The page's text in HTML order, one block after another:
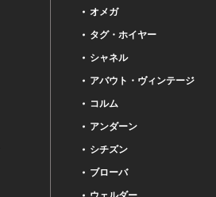
オメガ
タグ・ホイヤー
シャネル
アバウト・ヴィンテージ
コルム
アンダーン
シチズン
ブローバ